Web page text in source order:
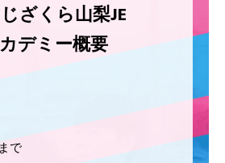
ざくら山梨JE
デミー概要
で